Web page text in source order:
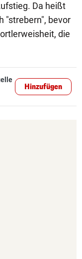
Da heißt
"strebern", bevor
die
Hinzufügen